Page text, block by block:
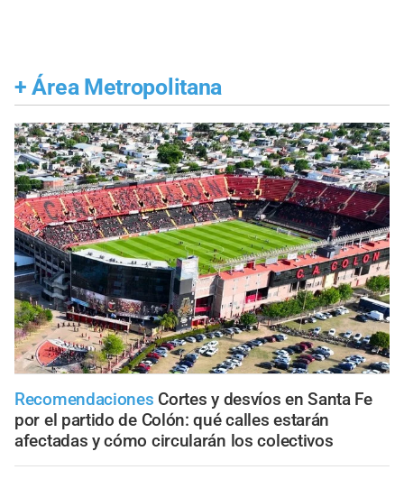
+ Área Metropolitana
Recomendaciones Cortes y desvíos en Santa Fe
por el partido de Colón: qué calles estarán
afectadas y cómo circularán los colectivos